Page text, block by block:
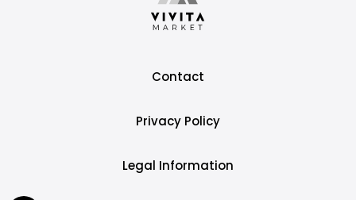
Contact
Privacy Policy
Legal Information